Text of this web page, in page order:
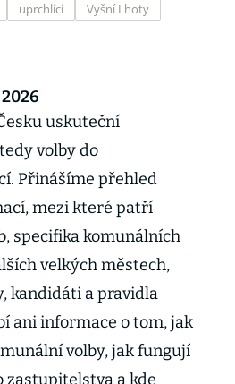
uprchlíci Vyšní Lhoty
uskuteční
volby do
Přinášíme přehled
mezi které patří
specifika komunálních
velkých městech,
kandidáti a pravidla
ani informace o tom, jak
volby, jak fungují
zastupitelstva a kde